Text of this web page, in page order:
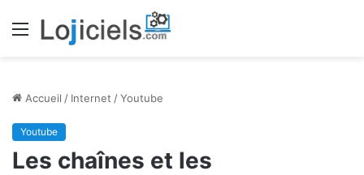
Menu
Accueil / Internet /Youtube
Youtube
Les chaînes et les